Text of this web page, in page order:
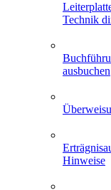
Technik
ausbuchen
Hinweise